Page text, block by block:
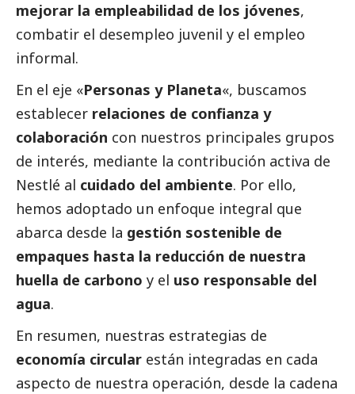
mejorar la empleabilidad de los jóvenes,
combatir el desempleo juvenil y el empleo
informal.
En el eje «Personas y Planeta«, buscamos
establecer relaciones de confianza y
colaboración con nuestros principales grupos
de interés, mediante la contribución activa de
Nestlé al cuidado del ambiente. Por ello,
hemos adoptado un enfoque integral que
abarca desde la gestión sostenible de
empaques hasta la reducción de nuestra
huella de carbono y el uso responsable del
agua.
En resumen, nuestras estrategias de
economía circular están integradas en cada
aspecto de nuestra operación, desde la cadena